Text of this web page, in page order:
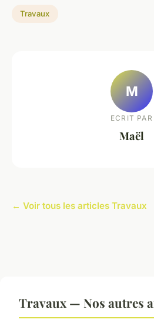
Travaux
M
ECRIT PAR
Maël
← Voir tous les articles Travaux
Travaux — Nos autres